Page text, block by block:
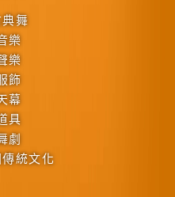
舞
樂
樂
飾
幕
具
劇
統文化